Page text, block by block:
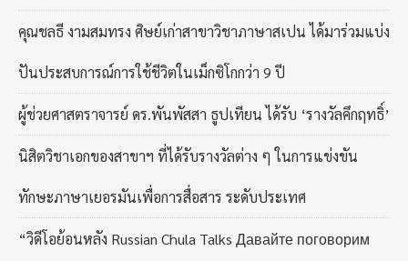
คุณชลธี งามสมทรง ศิษย์เก่าสาขาวิชาภาษาสเปน ได้มาร่วมแบ่ง
ปันประสบการณ์การใช้ชีวิตในเม็กซิโกกว่า 9 ปี
ผู้ช่วยศาสตราจารย์ ดร.พันพัสสา ธูปเทียน ได้รับ ‘รางวัลคึกฤทธิ์’
นิสิตวิชาเอกของสาขาฯ ที่ได้รับรางวัลต่าง ๆ ในการแข่งขัน
ทักษะภาษาเยอรมันเพื่อการสื่อสาร ระดับประเทศ
“วิดีโอย้อนหลัง Russian Chula Talks Давайте поговорим